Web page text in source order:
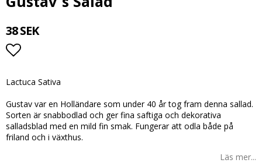
38 SEK
Lactuca Sativa
Gustav var en Holländare som under 40 år tog fram denna sallad.
Sorten är snabbodlad och ger fina saftiga och dekorativa
salladsblad med en mild fin smak. Fungerar att odla både på
friland och i växthus.
Läs mer...